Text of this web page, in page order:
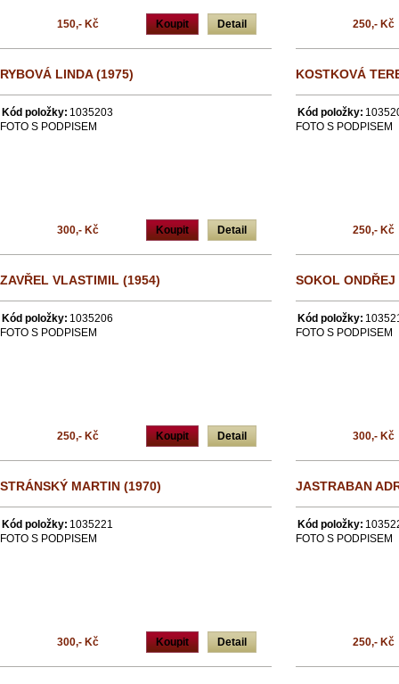
Koupit Detail
150,- Kč 250,- Kč
RYBOVÁ LINDA (1975)
Kód položky: 1035203
FOTO S PODPISEM
Koupit Detail
300,- Kč
KOSTKOVÁ
Kód položky:
FOTO S PODPISEM
250,- Kč
ZAVŘEL VLASTIMIL (1954)
Kód položky: 1035206
FOTO S PODPISEM
Koupit Detail
250,- Kč
SOKOL ONDŘEJ
Kód položky:
FOTO S PODPISEM
300,- Kč
STRÁNSKÝ MARTIN (1970)
Kód položky: 1035221
FOTO S PODPISEM
Koupit Detail
300,- Kč
JASTRABAN
Kód položky:
FOTO S PODPISEM
250,- Kč